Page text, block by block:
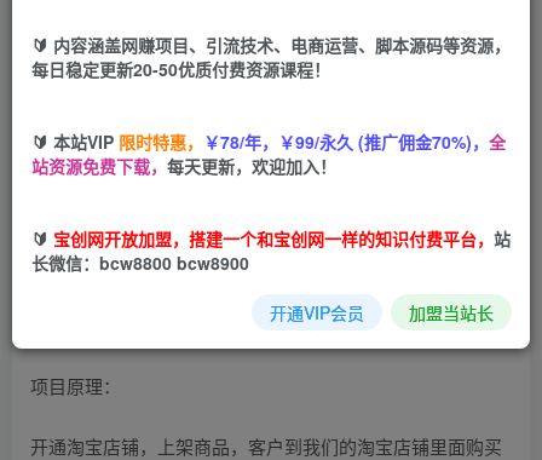
轻松上手，详细拆解
项目原理：
开通淘宝店铺，上架商品，客户到我们的淘宝店铺里面购买
🔰 内容涵盖网赚项目、引流技术、电商运营、脚本源码等资源，
每日稳定更新20-50优质付费资源课程！
🔰 本站VIP 限时特惠， ￥78/年，￥99/永久 (推广佣金70%)， 全
站资源免费下载， 每天更新，欢迎加入！
🔰 宝创网开放加盟，搭建一个和宝创网一样的知识付费平台， 站
长微信：bcw8800 bcw8900
开通VIP会员 加盟当站长